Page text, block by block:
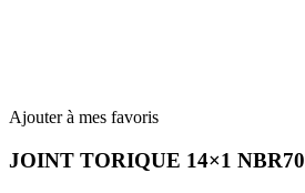
Ajouter à mes favoris
JOINT TORIQUE 14×1 NBR70